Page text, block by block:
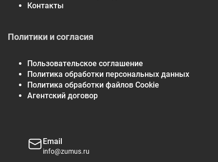
Контакты
Политики и согласия
Пользовательское соглашение
Политика обработки персональных данных
Политика обработки файлов Cookie
Агентский договор
Email
info@zumus.ru